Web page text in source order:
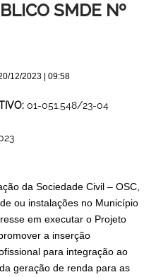
SMDE Nº
12/2023 | 09:58
01-051.548/23-04
da Sociedade Civil – OSC,
ou instalações no Município
em executar o Projeto
a inserção
para integração ao
geração de renda para as